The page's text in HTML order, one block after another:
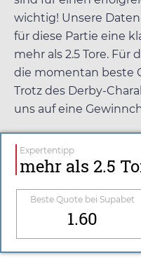
wichtig! Unsere
für diese Partie eine
mehr als 2.5 Tore.
die momentan beste
Trotz des Derby-
uns auf eine
Expertentipp
mehr als 2.5
Beste Quote bei Supabet
1.60